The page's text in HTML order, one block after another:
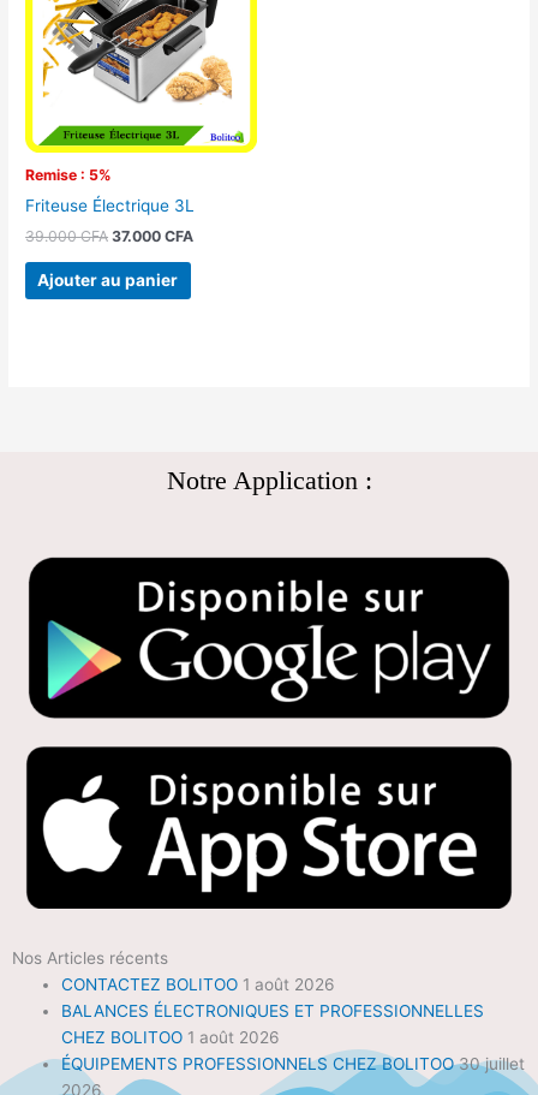
Remise : 5%
Friteuse Électrique 3L
39.000CFA
39.000 CFA.
37.000CFA
37.000 CFA.
Ajouter au panier
Notre Application :
Nos Articles récents
CONTACTEZ BOLITOO 1 août 2026
BALANCES ÉLECTRONIQUES ET PROFESSIONNELLES
CHEZ BOLITOO 1 août 2026
ÉQUIPEMENTS PROFESSIONNELS CHEZ BOLITOO 30 juillet
2026